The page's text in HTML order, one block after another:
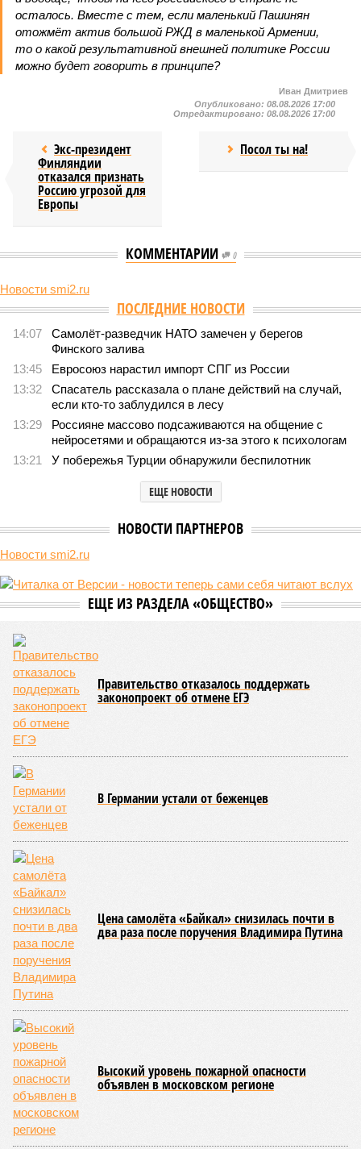
осталось. Вместе с тем, если маленький Пашинян
отожмёт актив большой РЖД в маленькой Армении,
то о какой результативной внешней политике России
можно будет говорить в принципе?
Иван Дмитриев
Опубликовано: 08.08.2026 17:00
Отредактировано: 08.08.2026 17:00
Экс-президент
Финляндии
отказался признать
Россию угрозой для
Европы
Посол ты на!
КОММЕНТАРИИ 0
Новости smi2.ru
В нескольких станциях от уже сданного
«Сказочного леса» пайщики ЖК «Станция Л» продолжают ждать от
компании Capital Group начала реальной достройки
В нескольких станциях от уже сданного «Сказочного
леса» пайщики ЖК «Станция Л» продолжают ждать от
компании Capital Group начала реальной достройки
«Станция ожидания» для дольщиков
В нескольких станциях от уже сданного «Сказочного леса» пайщики ЖК
«Станция Л» продолжают ждать от компании Capital Group начала
уже получают ключи – в мае 2026 года были получены
заключение о соответствии проектной документации и
разрешение на ввод жилищного комплекса в эксплуатацию –
совсем недалеко, в паре станций метро южнее, на Люблинской
улице, картина, можно сказать, прямо противоположная.
ЖК «Светлый мир «Станция Л»: та же группа компаний-
банкрот Seven Suns Development, та же
схема достройки через Capital Group осенью 2024 года, но
за прошедшие два года результатов, по словам дольщиков,
практически не видно. По
порталов, первую очередь ЖК строители обещают сдать к
декабрю 2026 г., вторую – к марту 2028-го. Но никто при
этом из кураторов стройки не задается вопросом: как эти
сроки должны материализоваться? На строительной
площадке, по свидетельствам дольщиков, регулярно
бывающих у забора, какая-либо техника отсутствует. Ни
бетононасосов, ни работающих кранов, ни признаков
мобилизации подрядчиков. При том, что до «декабря 2026»
осталось менее полугода.
Если в «Сказочном лесу» техзаказчик публично
отчитывался о поэтапной готовности – 90%, затем 97%, с
конкретными инженерными работами (усиление
монолитных конструкций, устранение проектных ошибок) –
то по «Станции Л» подобной публичной отчётности
дольщики не видят. Ни Capital Group, ни кураторы
строительства не подтверждают ни соблюдения графика
строительства, ни объёма фактически выполненных работ.